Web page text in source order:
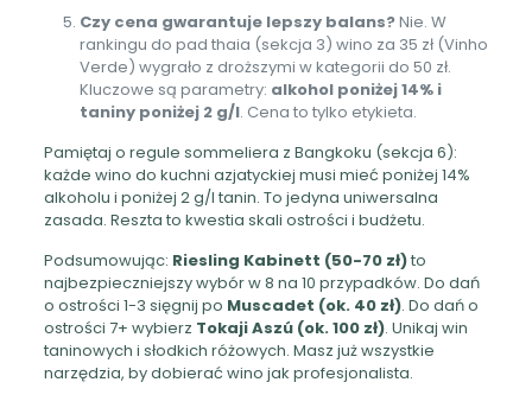
Czy cena gwarantuje lepszy balans?Nie. W
rankingu do pad thaia (sekcja 3) wino za 35 zł (Vinho
Verde) wygrało z droższymi w kategorii do 50 zł.
Kluczowe są parametry: alkohol poniżej 14% i
taniny poniżej 2 g/l. Cena to tylko etykieta.
Pamiętaj o regule sommeliera z Bangkoku (sekcja 6):
każde wino do kuchni azjatyckiej musi mieć poniżej 14%
alkoholu i poniżej 2 g/l tanin. To jedyna uniwersalna
zasada. Reszta to kwestia skali ostrości i budżetu.
Podsumowując: Riesling Kabinett (50-70 zł)to
najbezpieczniejszy wybór w 8 na 10 przypadków. Do dań
o ostrości 1-3 sięgnij po Muscadet (ok. 40 zł). Do dań o
ostrości 7+ wybierz Tokaji Aszú (ok. 100 zł). Unikaj win
taninowych i słodkich różowych. Masz już wszystkie
narzędzia, by dobierać wino jak profesjonalista.